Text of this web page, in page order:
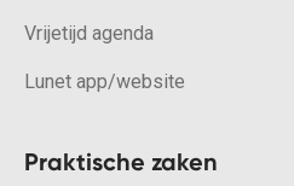
Vrijetijd agenda
Lunet app/website
Praktische zaken